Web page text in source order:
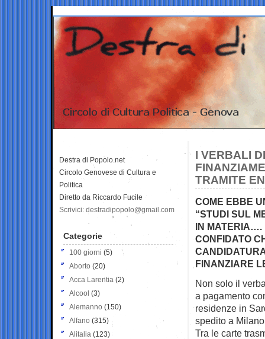
I VERBALI
TRAMITE
COME EBBE
“STUDI SUL
IN MATERIA….
CONFIDATO
FINANZIARE
Non solo il
a pagamento
residenze in
spedito a
Tra le carte
Destra di Popolo.net
Circolo Genovese di Cultura e
Politica
Diretto da Riccardo Fucile
Scrivici: destradipopolo@gmail.com
Categorie
100 giorni (5)
Aborto (20)
Acca Larentia (2)
Alcool (3)
Alemanno (150)
Alfano (315)
Alitalia (123)